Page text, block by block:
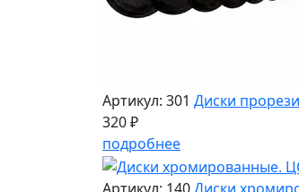
Артикул: 301 Диски
320 ₽
подробнее